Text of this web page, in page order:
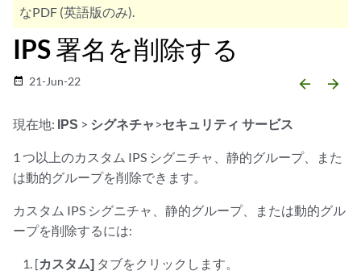
なPDF (英語版のみ).
IPS 署名を削除する
date_range 21-Jun-22 arrow_backward arrow_forward
現在地: IPS > シグネチャ >セキュリティ サービス
1 つ以上のカスタム IPS シグニチャ、静的グループ、また
は動的グループを削除できます。
カスタム IPS シグニチャ、静的グループ、または動的グル
ープを削除するには:
[カスタム] タブをクリックします。